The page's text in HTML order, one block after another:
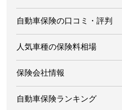
自動車保険の口コミ・評判
人気車種の保険料相場
保険会社情報
自動車保険ランキング